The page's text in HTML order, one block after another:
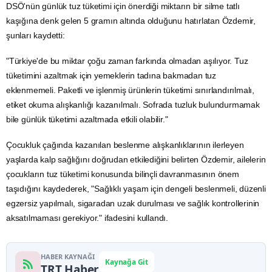
DSÖ'nün günlük tuz tüketimi için önerdiği miktarın bir silme tatlı
kaşığına denk gelen 5 gramın altında olduğunu hatırlatan Özdemir,
şunları kaydetti:
"Türkiye'de bu miktar çoğu zaman farkında olmadan aşılıyor. Tuz
tüketimini azaltmak için yemeklerin tadına bakmadan tuz
eklenmemeli. Paketli ve işlenmiş ürünlerin tüketimi sınırlandırılmalı,
etiket okuma alışkanlığı kazanılmalı. Sofrada tuzluk bulundurmamak
bile günlük tüketimi azaltmada etkili olabilir."
Çocukluk çağında kazanılan beslenme alışkanlıklarının ilerleyen
yaşlarda kalp sağlığını doğrudan etkilediğini belirten Özdemir, ailelerin
çocukların tuz tüketimi konusunda bilinçli davranmasının önem
taşıdığını kaydederek, "Sağlıklı yaşam için dengeli beslenmeli, düzenli
egzersizyapılmalı, sigaradan uzak durulması ve sağlık kontrollerinin
aksatılmaması gerekiyor." ifadesini kullandı.
HABER KAYNAĞI
Kaynağa Git